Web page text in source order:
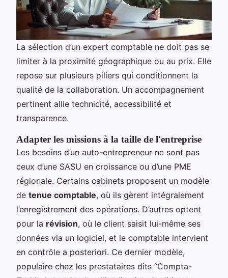
La sélection d’un expert comptable ne doit pas se
limiter à la proximité géographique ou au prix. Elle
repose sur plusieurs piliers qui conditionnent la
qualité de la collaboration. Un accompagnement
pertinent allie technicité, accessibilité et
transparence.
Adapter les missions à la taille de l'entreprise
Les besoins d’un auto-entrepreneur ne sont pas
ceux d’une SASU en croissance ou d’une PME
régionale. Certains cabinets proposent un modèle
de tenue comptable, où ils gèrent intégralement
l’enregistrement des opérations. D’autres optent
pour la révision, où le client saisit lui-même ses
données via un logiciel, et le comptable intervient
en contrôle a posteriori. Ce dernier modèle,
populaire chez les prestataires dits “Compta-